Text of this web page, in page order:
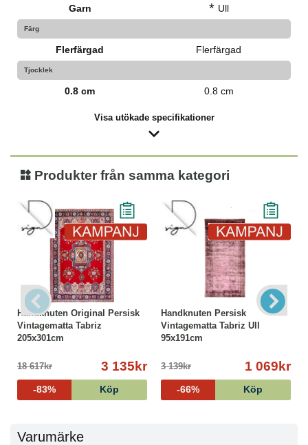
Garn * Ull
Färg
Flerfärgad Flerfärgad
Tjocklek
0.8 cm 0.8 cm
Visa utökade specifikationer
Produkter från samma kategori
Handknuten Original Persisk
Vintagematta Tabriz
205x301cm
18 617kr 3 135kr
-83% Köp
Handknuten Persisk
Vintagematta Tabriz Ull
95x191cm
3 139kr 1 069kr
-66% Köp
Varumärke